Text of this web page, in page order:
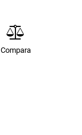
Compara